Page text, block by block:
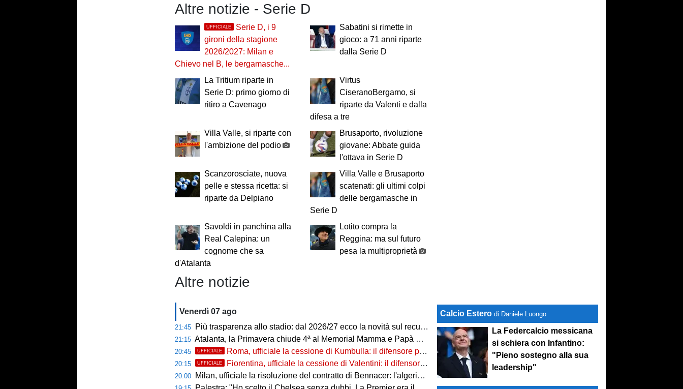
Altre notizie - Serie D
UFFICIALE
Serie D, i 9
gironi della stagione
2026/2027: Milan e
Chievo nel B, le bergamasche...
Sabatini si rimette in
gioco: a 71 anni riparte
dalla Serie D
La Tritium riparte in
Serie D: primo giorno di
ritiro a Cavenago
Virtus
CiseranoBergamo, si
riparte da Valenti e dalla
difesa a tre
Villa Valle, si riparte con
l'ambizione del podio
Brusaporto, rivoluzione
giovane: Abbate guida
l'ottava in Serie D
Scanzorosciate, nuova
pelle e stessa ricetta: si
riparte da Delpiano
Villa Valle e Brusaporto
scatenati: gli ultimi colpi
delle bergamasche in
Serie D
Savoldi in panchina alla
Real Calepina: un
cognome che sa
d'Atalanta
Lotito compra la
Reggina: ma sul futuro
pesa la multiproprietà
Altre notizie
Venerdì 07 ago
21:45 Più trasparenza allo stadio: dal 2026/27 ecco la novità sul recupero
21:15 Atalanta, la Primavera chiude 4ª al Memorial Mamma e Papà Cairo
20:45 UFFICIALE Roma, ufficiale la cessione di Kumbulla: il difensore passa al Rayo Vallecano
20:15 UFFICIALE Fiorentina, ufficiale la cessione di Valentini: il difensore passa al Deportivo Alavés
20:00 Milan, ufficiale la risoluzione del contratto di Bennacer: l'algerino saluta dopo sette anni
Calcio Estero di Daniele Luongo
La Federcalcio messicana
si schiera con Infantino:
"Pieno sostegno alla sua
leadership"